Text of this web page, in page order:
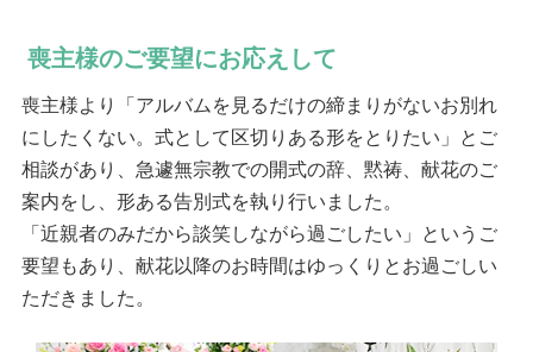
喪主様のご要望にお応えして
喪主様より「アルバムを見るだけの締まりがないお別れ
にしたくない。式として区切りある形をとりたい」とご
相談があり、急遽無宗教での開式の辞、黙祷、献花のご
案内をし、形ある告別式を執り行いました。
「近親者のみだから談笑しながら過ごしたい」というご
要望もあり、献花以降のお時間はゆっくりとお過ごしい
ただきました。